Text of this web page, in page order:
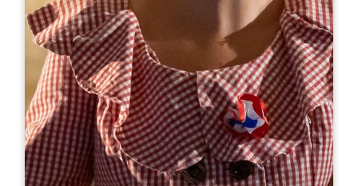
07 87 35 97 95
chateau@grandcorbin.com
MONAT DER ERÖFFNUNG
J F M A M J J A S O N D
TAGE DER ÖFFNUNG
M
AM
PM
D
AM
PM
M
AM
PM
D
AM
F
AM
PM
S
AM
PM
S
AM
PM